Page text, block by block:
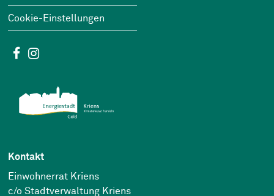
Cookie-Einstellungen
Social Media
Facebook
Kontakt
Einwohnerrat Kriens
c/o Stadtverwaltung Kriens